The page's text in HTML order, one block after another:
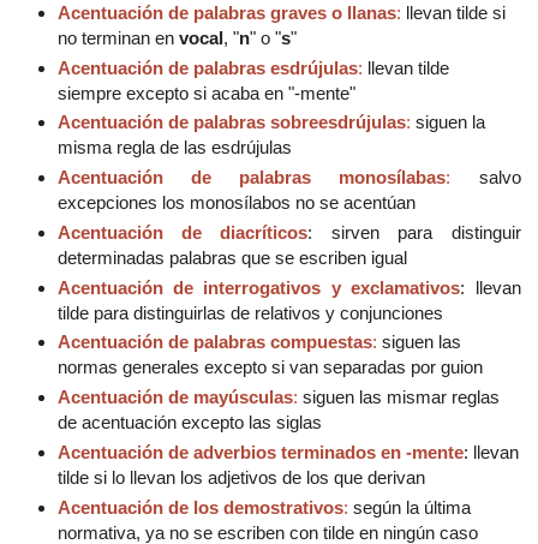
Acentuación de palabras graves o llanas: llevan tilde si
no terminan en vocal, "n" o "s"
Acentuación de palabras esdrújulas: llevan tilde
siempre excepto si acaba en "-mente"
Acentuación de palabras sobreesdrújulas: siguen la
misma regla de las esdrújulas
Acentuación de palabras monosílabas: salvo
excepciones los monosílabos no se acentúan
Acentuación de diacríticos: sirven para distinguir
determinadas palabras que se escriben igual
Acentuación de interrogativos y exclamativos: llevan
tilde para distinguirlas de relativos y conjunciones
Acentuación de palabras compuestas: siguen las
normas generales excepto si van separadas por guion
Acentuación de mayúsculas: siguen las mismar reglas
de acentuación excepto las siglas
Acentuación de adverbios terminados en -mente: llevan
tilde si lo llevan los adjetivos de los que derivan
Acentuación de los demostrativos: según la última
normativa, ya no se escriben con tilde en ningún caso